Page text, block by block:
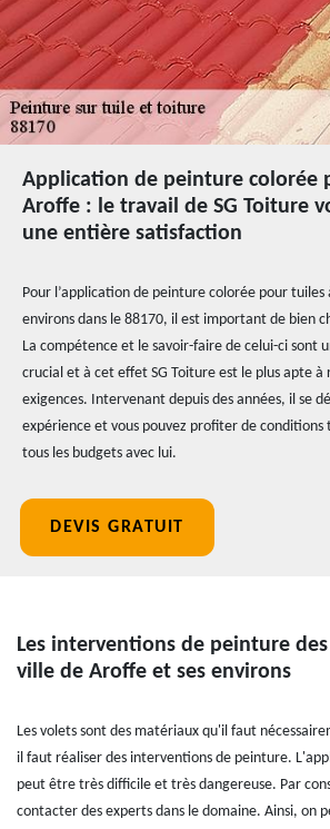
Application de peinture colorée
Aroffe : le travail de SG Toiture
une entière satisfaction
Pour l’application de peinture colorée pour tuiles
environs dans le 88170, il est important de bien
La compétence et le savoir-faire de celui-ci sont
crucial et à cet effet SG Toiture est le plus apte à
exigences. Intervenant depuis des années, il se
expérience et vous pouvez profiter de conditions
tous les budgets avec lui.
DEVIS GRATUIT
Les interventions de peinture
ville de Aroffe et ses environs
Les volets sont des matériaux qu'il faut
il faut réaliser des interventions de peinture.
peut être très difficile et très dangereuse. Par
contacter des experts dans le domaine. Ainsi, on